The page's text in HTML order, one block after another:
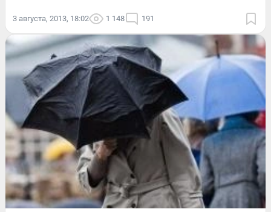
3 августа, 2013, 18:02 1 148 191